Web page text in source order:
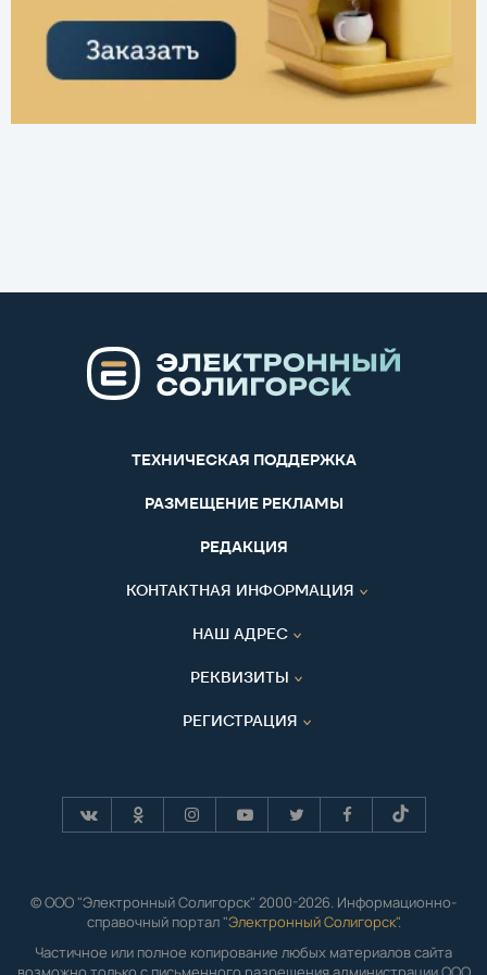
ТЕХНИЧЕСКАЯ ПОДДЕРЖКА
РАЗМЕЩЕНИЕ РЕКЛАМЫ
РЕДАКЦИЯ
КОНТАКТНАЯ ИНФОРМАЦИЯ
НАШ АДРЕС
РЕКВИЗИТЫ
РЕГИСТРАЦИЯ
© ООО "Электронный Солигорск" 2000-2026. Информационно-
справочный портал "Электронный Солигорск".
Частичное или полное копирование любых материалов сайта